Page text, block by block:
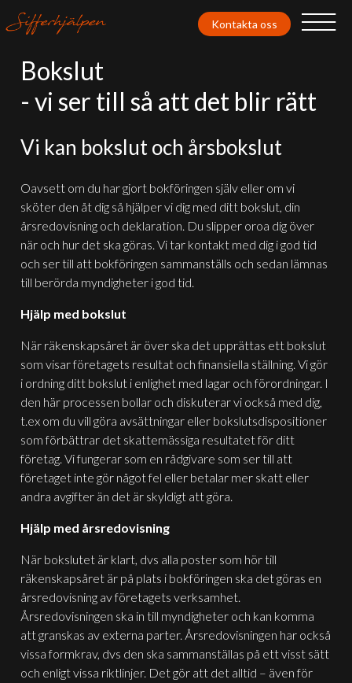
Kontakta oss
Bokslut
- vi ser till så att det blir rätt
Vi kan bokslut och årsbokslut
Oavsett om du har gjort bokföringen själv eller om vi
sköter den åt dig så hjälper vi dig med ditt bokslut, din
årsredovisning och deklaration. Du slipper oroa dig över
när och hur det ska göras. Vi tar kontakt med dig i god tid
och ser till att bokföringen sammanställs och sedan lämnas
till berörda myndigheter i god tid.
Hjälp med bokslut
När räkenskapsåret är över ska det upprättas ett bokslut
som visar företagets resultat och finansiella ställning. Vi gör
i ordning ditt bokslut i enlighet med lagar och förordningar. I
den här processen bollar och diskuterar vi också med dig,
t.ex om du vill göra avsättningar eller bokslutsdispositioner
som förbättrar det skattemässiga resultatet för ditt
företag. Vi fungerar som en rådgivare som ser till att
företaget inte gör något fel eller betalar mer skatt eller
andra avgifter än det är skyldigt att göra.
Hjälp med årsredovisning
När bokslutet är klart, dvs alla poster som hör till
räkenskapsåret är på plats i bokföringen ska det göras en
årsredovisning av företagets verksamhet.
Årsredovisningen ska in till myndigheter och kan komma
att granskas av externa parter. Årsredovisningen har också
vissa formkrav, dvs den ska sammanställas på ett visst sätt
och enligt vissa riktlinjer. Det gör att det alltid – även för